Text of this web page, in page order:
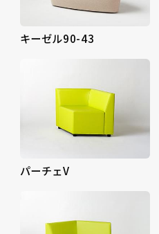
キーゼル90-43
パーチェV